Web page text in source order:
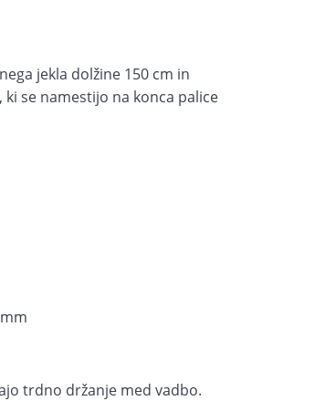
jekla dolžine 150 cm in
se namestijo na konca palice
trdno držanje med vadbo.